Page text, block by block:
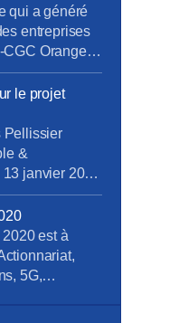
jusqu’au 31
des
qui a généré
entreprises
Orange
et aux
dernier, pour
[…]
le projet
Pellissier
&
janvier 2021
Montpellier
souhaitons
et
au projet
site la
est à
5G,